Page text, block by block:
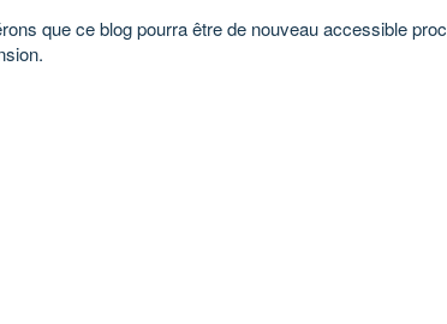
que ce blog pourra être de nouveau accessible